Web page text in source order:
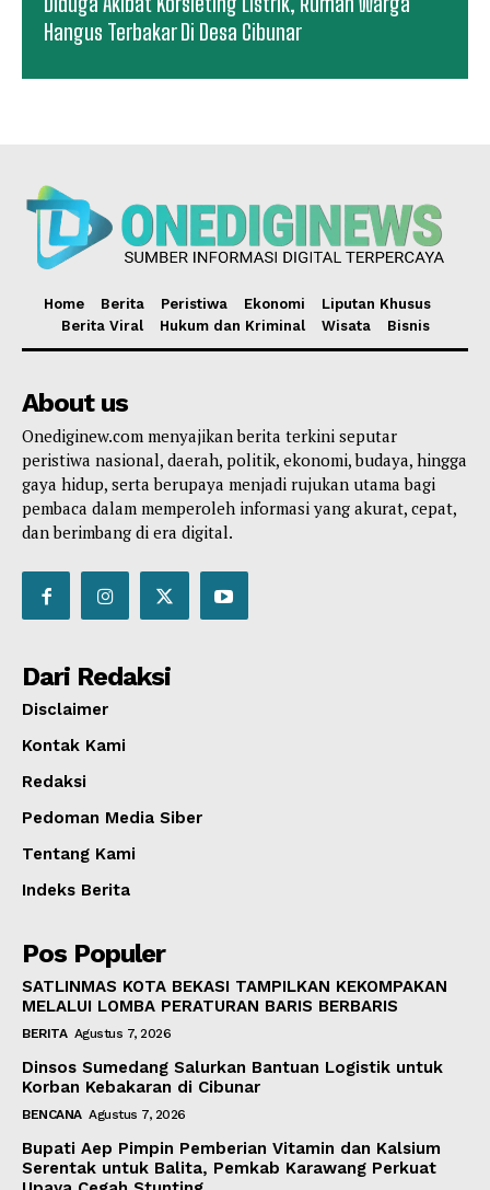
Hangus Terbakar Di Desa Cibunar
Home Berita Peristiwa Ekonomi
Liputan Khusus
Berita Viral
Hukum dan Kriminal Wisata Bisnis
About us
Onediginew.com menyajikan berita terkini seputar
peristiwa nasional, daerah, politik, ekonomi, budaya, hingga
gaya hidup, serta berupaya menjadi rujukan utama bagi
pembaca dalam memperoleh informasi yang akurat, cepat,
dan berimbang di era digital.
Dari Redaksi
Disclaimer
Kontak Kami
Redaksi
Pedoman Media Siber
Tentang Kami
Indeks Berita
Pos Populer
SATLINMAS KOTA BEKASI TAMPILKAN KEKOMPAKAN
MELALUI LOMBA PERATURAN BARIS BERBARIS
BERITA Agustus 7, 2026
Dinsos Sumedang Salurkan Bantuan Logistik untuk
Korban Kebakaran di Cibunar
BENCANA Agustus 7, 2026
Bupati Aep Pimpin Pemberian Vitamin dan Kalsium
Serentak untuk Balita, Pemkab Karawang Perkuat